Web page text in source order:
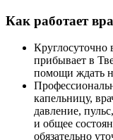
Как работает
Круглосуточно
прибывает в
помощи ждать
капельницу,
давление,
и общее
обязательно